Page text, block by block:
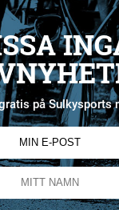
på Sulkysports